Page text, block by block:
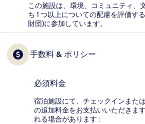
この施設は、環境、コミュニティ、
ち 1 つ以上についての配慮を評価す
財団)に参加しています。
手数料 & ポリシー
必須料金
宿泊施設にて、チェックインまた
の追加料金をお支払いいただきま
れる場合があります :